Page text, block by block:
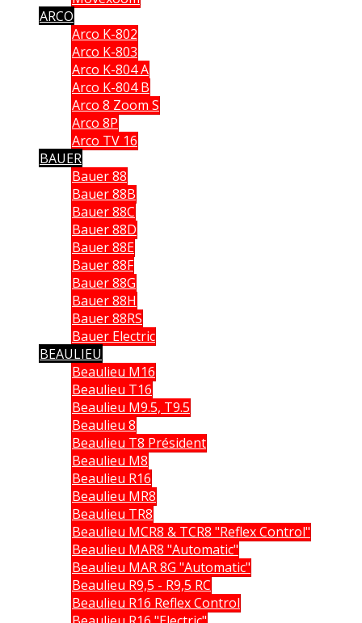
ARCO
Arco K-802
Arco K-803
Arco K-804 A
Arco K-804 B
Arco 8 Zoom S
Arco 8P
Arco TV 16
BAUER
Bauer 88
Bauer 88B
Bauer 88C
Bauer 88D
Bauer 88E
Bauer 88F
Bauer 88G
Bauer 88H
Bauer 88RS
Bauer Electric
BEAULIEU
Beaulieu M16
Beaulieu T16
Beaulieu M9.5, T9.5
Beaulieu 8
Beaulieu T8 Président
Beaulieu M8
Beaulieu R16
Beaulieu MR8
Beaulieu TR8
Beaulieu MCR8 & TCR8 "Reflex Control"
Beaulieu MAR8 "Automatic"
Beaulieu MAR 8G "Automatic"
Beaulieu R9,5 - R9,5 RC
Beaulieu R16 Reflex Control